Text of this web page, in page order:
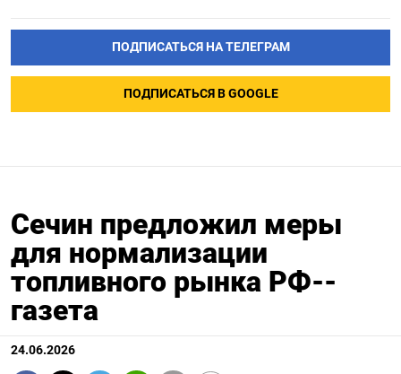
ПОДПИСАТЬСЯ НА ТЕЛЕГРАМ
ПОДПИСАТЬСЯ В GOOGLE
Сечин предложил меры
для нормализации
топливного рынка РФ--
газета
24.06.2026